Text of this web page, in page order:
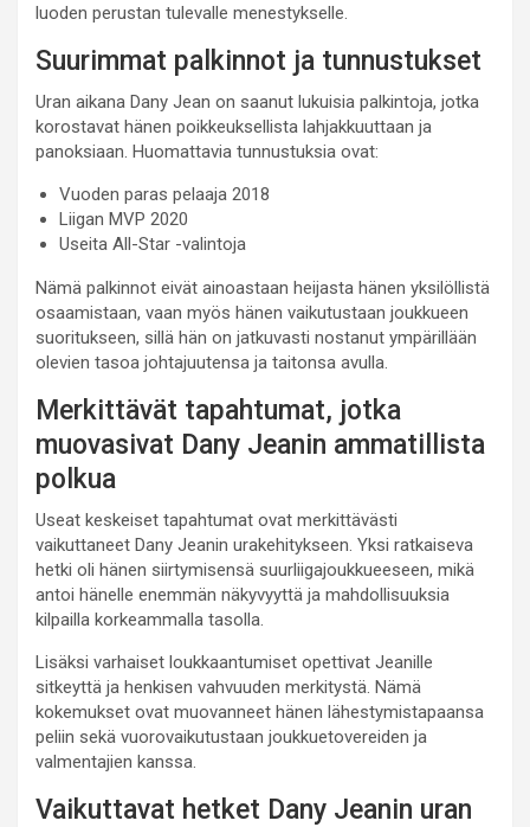
luoden perustan tulevalle menestykselle.
Suurimmat palkinnot ja tunnustukset
Uran aikana Dany Jean on saanut lukuisia palkintoja, jotka
korostavat hänen poikkeuksellista lahjakkuuttaan ja
panoksiaan. Huomattavia tunnustuksia ovat:
Vuoden paras pelaaja 2018
Liigan MVP 2020
Useita All-Star -valintoja
Nämä palkinnot eivät ainoastaan heijasta hänen yksilöllistä
osaamistaan, vaan myös hänen vaikutustaan joukkueen
suoritukseen, sillä hän on jatkuvasti nostanut ympärillään
olevien tasoa johtajuutensa ja taitonsa avulla.
Merkittävät tapahtumat, jotka
muovasivat Dany Jeanin ammatillista
polkua
Useat keskeiset tapahtumat ovat merkittävästi
vaikuttaneet Dany Jeanin urakehitykseen. Yksi ratkaiseva
hetki oli hänen siirtymisensä suurliigajoukkueeseen, mikä
antoi hänelle enemmän näkyvyyttä ja mahdollisuuksia
kilpailla korkeammalla tasolla.
Lisäksi varhaiset loukkaantumiset opettivat Jeanille
sitkeyttä ja henkisen vahvuuden merkitystä. Nämä
kokemukset ovat muovanneet hänen lähestymistapaansa
peliin sekä vuorovaikutustaan joukkuetovereiden ja
valmentajien kanssa.
Vaikuttavat hetket Dany Jeanin uran